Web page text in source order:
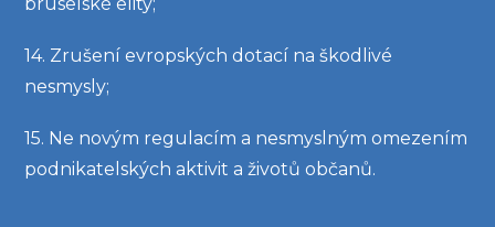
14. Zrušení evropských dotací na škodlivé
nesmysly;
15. Ne novým regulacím a nesmyslným omezením
podnikatelských aktivit a životů občanů.